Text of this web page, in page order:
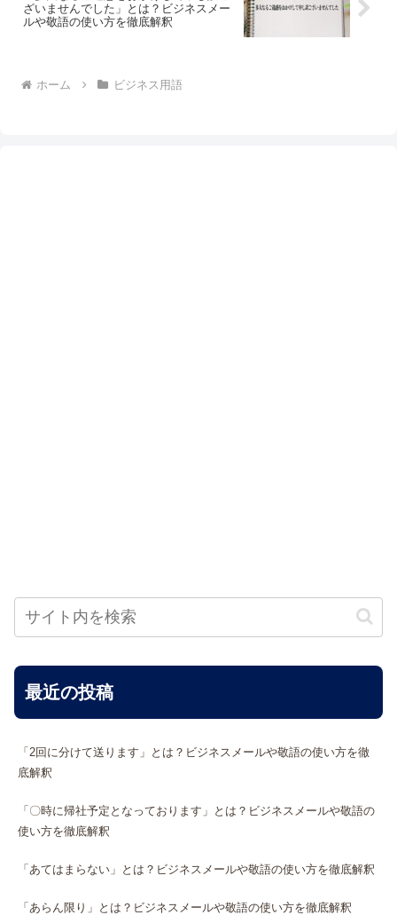
ざいませんでした」とは？ビジネスメー
ルや敬語の使い方を徹底解釈
ホーム ビジネス用語
最近の投稿
「2回に分けて送ります」とは？ビジネスメールや敬語の使い方を徹
底解釈
「〇時に帰社予定となっております」とは？ビジネスメールや敬語の
使い方を徹底解釈
「あてはまらない」とは？ビジネスメールや敬語の使い方を徹底解釈
「あらん限り」とは？ビジネスメールや敬語の使い方を徹底解釈